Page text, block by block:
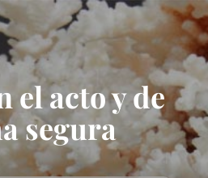
el acto y de
segura